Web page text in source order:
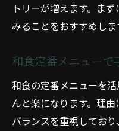
トリーが増えます。ま
みることをおすすめしま
和食定番メニューで
和食の定番メニューを
んと楽になります。理
バランスを重視しており